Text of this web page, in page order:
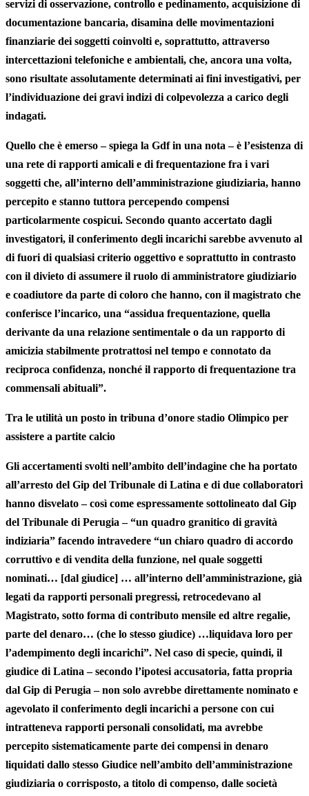
servizi di osservazione, controllo e pedinamento, acquisizione di
documentazione bancaria, disamina delle movimentazioni
finanziarie dei soggetti coinvolti e, soprattutto, attraverso
intercettazioni telefoniche e ambientali, che, ancora una volta,
sono risultate assolutamente determinati ai fini investigativi, per
l’individuazione dei gravi indizi di colpevolezza a carico degli
indagati.
Quello che è emerso – spiega la Gdf in una nota – è l’esistenza di
una rete di rapporti amicali e di frequentazione fra i vari
soggetti che, all’interno dell’amministrazione giudiziaria, hanno
percepito e stanno tuttora percependo compensi
particolarmente cospicui. Secondo quanto accertato dagli
investigatori, il conferimento degli incarichi sarebbe avvenuto al
di fuori di qualsiasi criterio oggettivo e soprattutto in contrasto
con il divieto di assumere il ruolo di amministratore giudiziario
e coadiutore da parte di coloro che hanno, con il magistrato che
conferisce l’incarico, una “assidua frequentazione, quella
derivante da una relazione sentimentale o da un rapporto di
amicizia stabilmente protrattosi nel tempo e connotato da
reciproca confidenza, nonché il rapporto di frequentazione tra
commensali abituali”.
Tra le utilità un posto in tribuna d’onore stadio Olimpico per
assistere a partite calcio
Gli accertamenti svolti nell’ambito dell’indagine che ha portato
all’arresto del Gip del Tribunale di Latina e di due collaboratori
hanno disvelato – così come espressamente sottolineato dal Gip
del Tribunale di Perugia – “un quadro granitico di gravità
indiziaria” facendo intravedere “un chiaro quadro di accordo
corruttivo e di vendita della funzione, nel quale soggetti
nominati… [dal giudice] … all’interno dell’amministrazione, già
legati da rapporti personali pregressi, retrocedevano al
Magistrato, sotto forma di contributo mensile ed altre regalie,
parte del denaro… (che lo stesso giudice) …liquidava loro per
l’adempimento degli incarichi”. Nel caso di specie, quindi, il
giudice di Latina – secondo l’ipotesi accusatoria, fatta propria
dal Gip di Perugia – non solo avrebbe direttamente nominato e
agevolato il conferimento degli incarichi a persone con cui
intratteneva rapporti personali consolidati, ma avrebbe
percepito sistematicamente parte dei compensi in denaro
liquidati dallo stesso Giudice nell’ambito dell’amministrazione
giudiziaria o corrisposto, a titolo di compenso, dalle società